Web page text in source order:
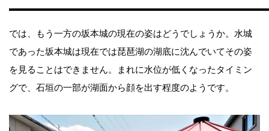
では、もう一方の坂本城の現在の姿はどうでしょうか。水城
であった坂本城は現在では琵琶湖の湖底に沈んでいてその姿
を見ることはできません。まれに水位が低くなったタイミン
グで、石垣の一部が湖面から顔を出す程度のようです。